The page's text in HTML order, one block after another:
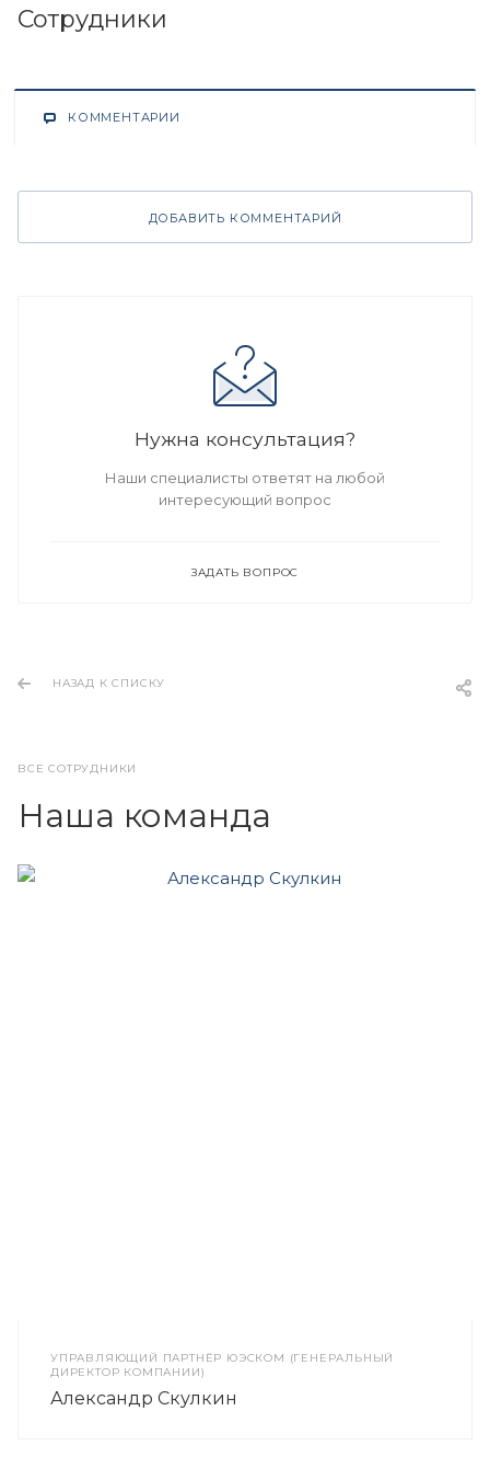
Сотрудники
КОММЕНТАРИИ
ДОБАВИТЬ КОММЕНТАРИЙ
Нужна консультация?
Наши специалисты ответят на любой
интересующий вопрос
ЗАДАТЬ ВОПРОС
НАЗАД К СПИСКУ
ВСЕ СОТРУДНИКИ
Наша команда
УПРАВЛЯЮЩИЙ ПАРТНЁР ЮЭСКОМ (ГЕНЕРАЛЬНЫЙ
ДИРЕКТОР КОМПАНИИ)
Александр Скулкин